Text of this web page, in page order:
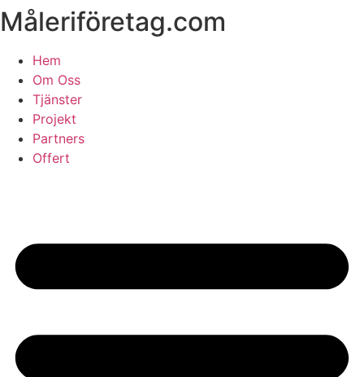
Skip
to
content
Måleriföretag.com
Hem
Om Oss
Tjänster
Projekt
Partners
Offert